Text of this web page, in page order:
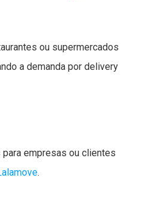
ou supermercados
a demanda por delivery
empresas ou clientes
.